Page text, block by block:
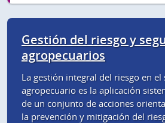
Gestión del riesgo y
agropecuarios
La gestión integral del riesgo en el
agropecuario es la aplicación
de un conjunto de acciones
la prevención y mitigación del